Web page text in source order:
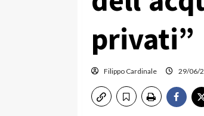
privati”
Filippo Cardinale 29/06/